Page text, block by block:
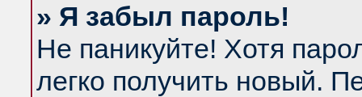
» Я забыл пароль!
Не паникуйте! Хотя
легко получить новый.